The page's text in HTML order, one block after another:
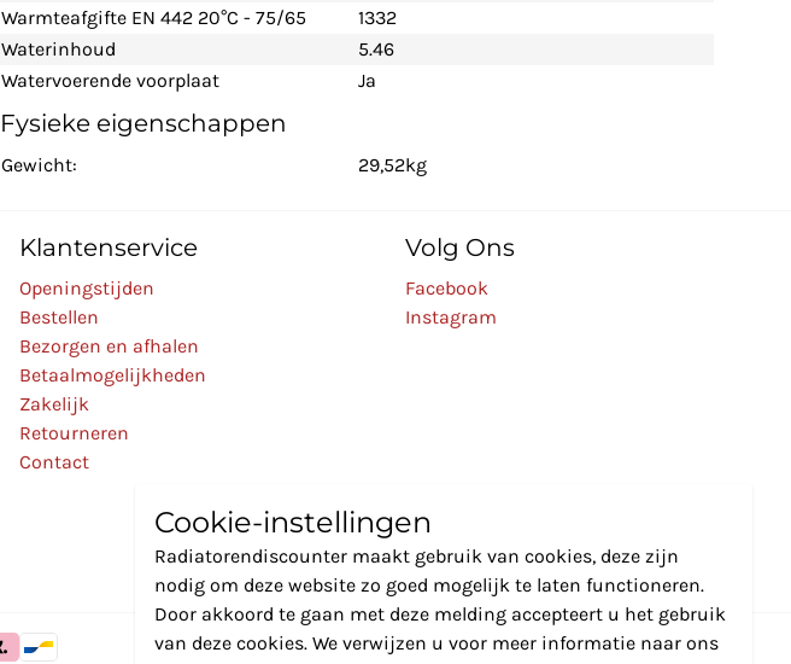
Warmteafgifte EN 442 20°C - 75/65
1332
Waterinhoud
5.46
Watervoerende voorplaat
Ja
Fysieke eigenschappen
Gewicht: 29,52kg
Klantenservice
Openingstijden
Bestellen
Bezorgen en afhalen
Betaalmogelijkheden
Zakelijk
Retourneren
Contact
Volg Ons
Facebook
Instagram
Cookie-instellingen
Radiatorendiscounter maakt gebruik van cookies, deze zijn
nodig om deze website zo goed mogelijk te laten functioneren.
Door akkoord te gaan met deze melding accepteert u het gebruik
van deze cookies. We verwijzen u voor meer informatie naar ons